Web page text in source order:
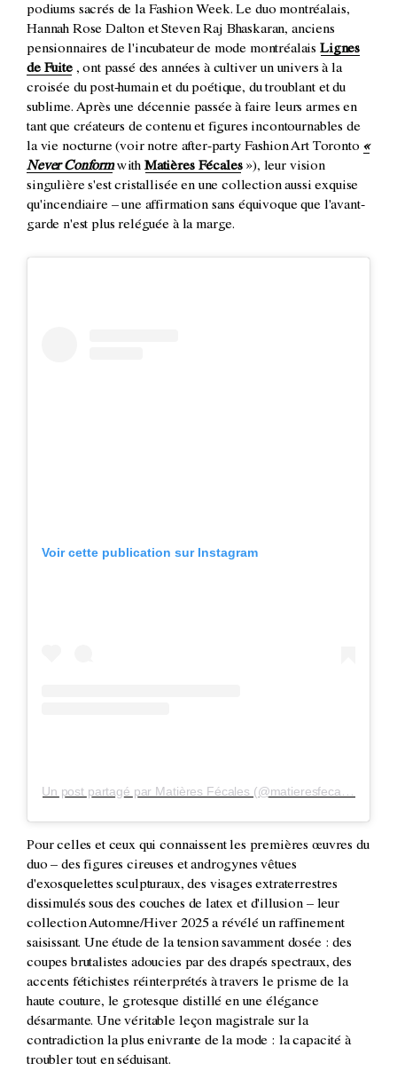
podiums sacrés de la Fashion Week. Le duo montréalais,
Hannah Rose Dalton et Steven Raj Bhaskaran, anciens
pensionnaires de l'incubateur de mode montréalais Lignes
de Fuite, ont passé des années à cultiver un univers à la
croisée du post-humain et du poétique, du troublant et du
sublime. Après une décennie passée à faire leurs armes en
tant que créateurs de contenu et figures incontournables de
la vie nocturne (voir notre after-party Fashion Art Toronto «
Never Conformwith Matières Fécales»), leur vision
singulière s'est cristallisée en une collection aussi exquise
qu'incendiaire – une affirmation sans équivoque que l'avant-
garde n'est plus reléguée à la marge.
Voir cette publication sur Instagram
Un post partagé par Matières Fécales (@matieresfecalesparis)
Pour celles et ceux qui connaissent les premières œuvres du
duo – des figures cireuses et androgynes vêtues
d'exosquelettes sculpturaux, des visages extraterrestres
dissimulés sous des couches de latex et d'illusion – leur
collection Automne/Hiver 2025 a révélé un raffinement
saisissant. Une étude de la tension savamment dosée : des
coupes brutalistes adoucies par des drapés spectraux, des
accents fétichistes réinterprétés à travers le prisme de la
haute couture, le grotesque distillé en une élégance
désarmante. Une véritable leçon magistrale sur la
contradiction la plus enivrante de la mode : la capacité à
troubler tout en séduisant.